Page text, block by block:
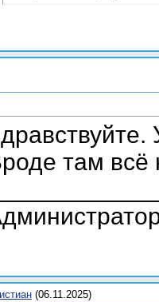
там всё
(06.11.2025)